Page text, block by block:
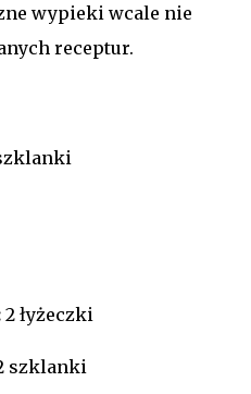
wypieki wcale nie
receptur.
2 łyżeczki
szklanki